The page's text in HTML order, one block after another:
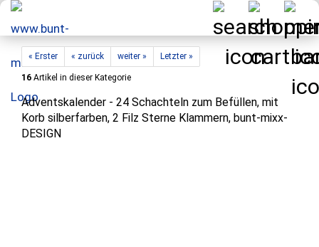
« Erster « zurück weiter » Letzter »
16 Artikel in dieser Kategorie
Adventskalender - 24 Schachteln zum Befüllen, mit
Korb silberfarben, 2 Filz Sterne Klammern, bunt-mixx-
DESIGN